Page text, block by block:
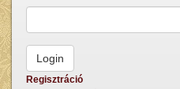
Regisztráció